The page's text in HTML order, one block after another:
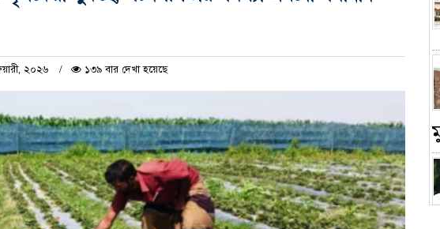
২০২৬ ১৩৯ বার দেখা হয়েছে